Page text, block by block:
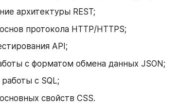
архитектуры REST;
протокола HTTP/HTTPS;
API;
с форматом обмена данных JSON;
с SQL;
свойств CSS.